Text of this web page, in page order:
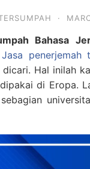
·
Bahasa
Jasa penerjemah
Hal inilah
di Eropa.